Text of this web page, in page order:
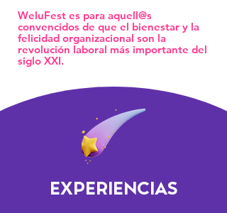
WeluFest es para aquell@s
convencidos de que el bienestar y la
felicidad organizacional son la
revolución laboral más importante del
siglo XXI.
EXPERIENCIAS